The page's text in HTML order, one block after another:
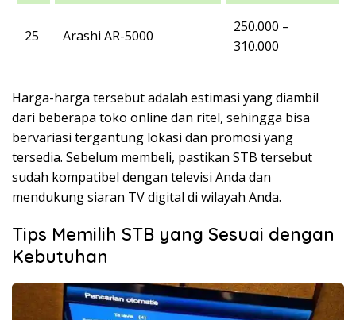
25 Arashi AR-5000
250.000 –
310.000
Harga-harga tersebut adalah estimasi yang diambil
dari beberapa toko online dan ritel, sehingga bisa
bervariasi tergantung lokasi dan promosi yang
tersedia. Sebelum membeli, pastikan STB tersebut
sudah kompatibel dengan televisi Anda dan
mendukung siaran TV digital di wilayah Anda​.
Tips Memilih STB yang Sesuai dengan
Kebutuhan